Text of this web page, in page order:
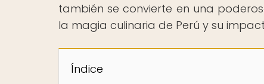
también se convierte en una
la magia culinaria de Perú y su
Índice